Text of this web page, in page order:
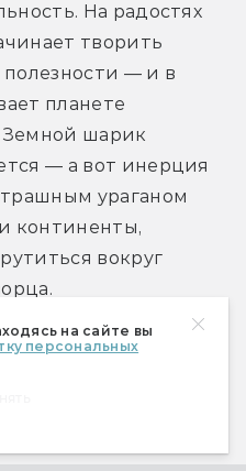
на сайте вы
персональных
На радостях
творить
полезности — и в
планете
Земной шарик
— а вот инерция
ураганом
континенты,
вокруг
следует более-